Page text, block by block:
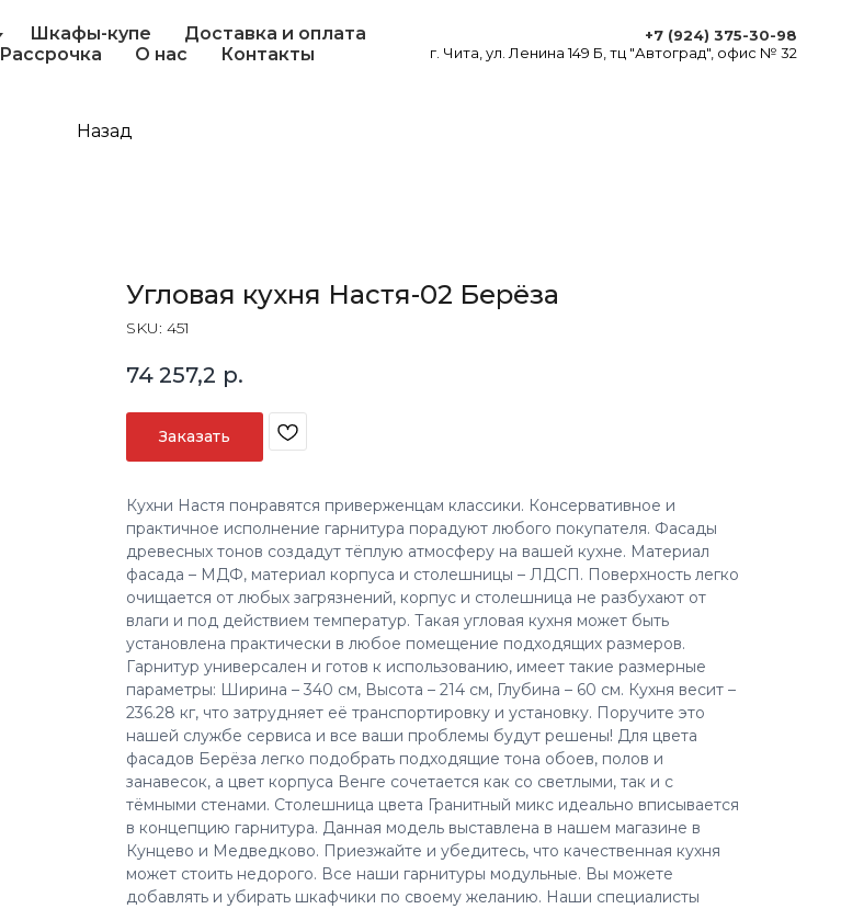
Шкафы-купе
Доставка и оплата
Рассрочка О нас Контакты
+7 (924) 375-30-98
г. Чита, ул. Ленина 149 Б, тц "Автоград", офис № 32
Назад
Угловая кухня Настя-02 Берёза
SKU: 451
74 257,2 р.
Заказать
Кухни Настя понравятся приверженцам классики. Консервативное и
практичное исполнение гарнитура порадуют любого покупателя. Фасады
древесных тонов создадут тёплую атмосферу на вашей кухне. Материал
фасада – МДФ, материал корпуса и столешницы – ЛДСП. Поверхность легко
очищается от любых загрязнений, корпус и столешница не разбухают от
влаги и под действием температур. Такая угловая кухня может быть
установлена практически в любое помещение подходящих размеров.
Гарнитур универсален и готов к использованию, имеет такие размерные
параметры: Ширина – 340 см, Высота – 214 см, Глубина – 60 см. Кухня весит –
236.28 кг, что затрудняет её транспортировку и установку. Поручите это
нашей службе сервиса и все ваши проблемы будут решены! Для цвета
фасадов Берёза легко подобрать подходящие тона обоев, полов и
занавесок, а цвет корпуса Венге сочетается как со светлыми, так и с
тёмными стенами. Столешница цвета Гранитный микс идеально вписывается
в концепцию гарнитура. Данная модель выставлена в нашем магазине в
Кунцево и Медведково. Приезжайте и убедитесь, что качественная кухня
может стоить недорого. Все наши гарнитуры модульные. Вы можете
добавлять и убирать шкафчики по своему желанию. Наши специалисты